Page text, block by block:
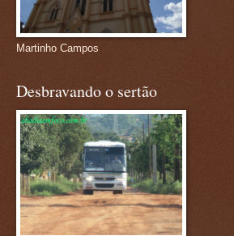
Martinho Campos
Desbravando o sertão